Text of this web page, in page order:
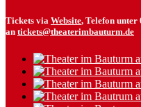
Tickets via Website, Telefon unter
an tickets@theaterimbauturm.de